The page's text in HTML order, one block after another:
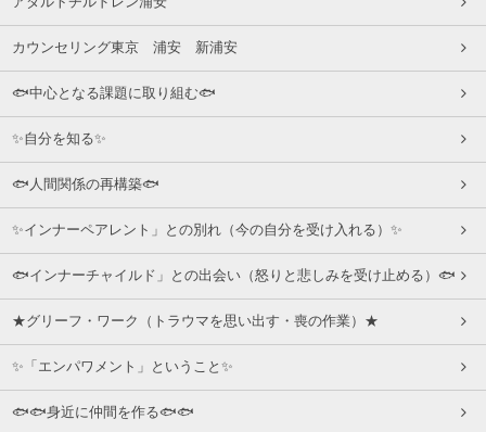
カウンセリング東京 浦安 新浦安
🐟中心となる課題に取り組む🐟
✨自分を知る✨
🐟人間関係の再構築🐟
✨インナーペアレント」との別れ（今の自分を受け入れる）✨
🐟インナーチャイルド」との出会い（怒りと悲しみを受け止める）🐟
★グリーフ・ワーク（トラウマを思い出す・喪の作業）★
✨「エンパワメント」ということ✨
🐟🐟身近に仲間を作る🐟🐟